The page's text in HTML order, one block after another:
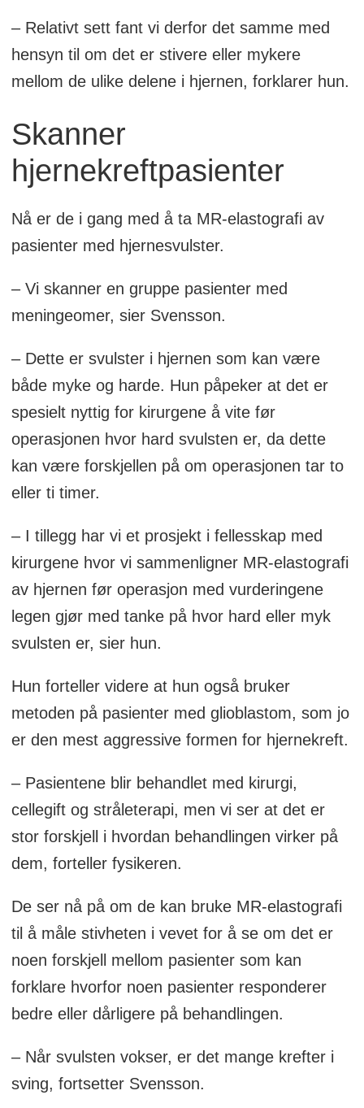
– Relativt sett fant vi derfor det samme med
hensyn til om det er stivere eller mykere
mellom de ulike delene i hjernen, forklarer hun.
Skanner
hjernekreftpasienter
Nå er de i gang med å ta MR-elastografi av
pasienter med hjernesvulster.
– Vi skanner en gruppe pasienter med
meningeomer, sier Svensson.
– Dette er svulster i hjernen som kan være
både myke og harde. Hun påpeker at det er
spesielt nyttig for kirurgene å vite før
operasjonen hvor hard svulsten er, da dette
kan være forskjellen på om operasjonen tar to
eller ti timer.
– I tillegg har vi et prosjekt i fellesskap med
kirurgene hvor vi sammenligner MR-elastografi
av hjernen før operasjon med vurderingene
legen gjør med tanke på hvor hard eller myk
svulsten er, sier hun.
Hun forteller videre at hun også bruker
metoden på pasienter med glioblastom, som jo
er den mest aggressive formen for hjernekreft.
– Pasientene blir behandlet med kirurgi,
cellegift og stråleterapi, men vi ser at det er
stor forskjell i hvordan behandlingen virker på
dem, forteller fysikeren.
De ser nå på om de kan bruke MR-elastografi
til å måle stivheten i vevet for å se om det er
noen forskjell mellom pasienter som kan
forklare hvorfor noen pasienter responderer
bedre eller dårligere på behandlingen.
– Når svulsten vokser, er det mange krefter i
sving, fortsetter Svensson.